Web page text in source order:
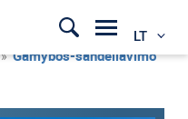
LT
»Gamybos-sandėliavimo